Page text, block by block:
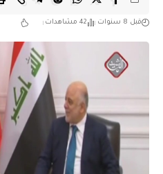
قبل 8 سنوات 42 مشاهدات